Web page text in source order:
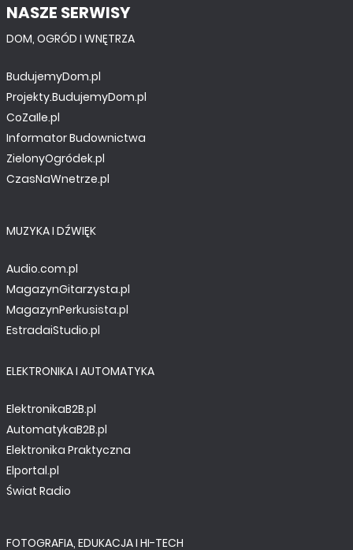
NASZE SERWISY
DOM, OGRÓD I WNĘTRZA
BudujemyDom.pl
Projekty.BudujemyDom.pl
CoZaIle.pl
Informator Budownictwa
ZielonyOgródek.pl
CzasNaWnetrze.pl
MUZYKA I DŹWIĘK
Audio.com.pl
MagazynGitarzysta.pl
MagazynPerkusista.pl
EstradaiStudio.pl
ELEKTRONIKA I AUTOMATYKA
ElektronikaB2B.pl
AutomatykaB2B.pl
Elektronika Praktyczna
Elportal.pl
Świat Radio
FOTOGRAFIA, EDUKACJA I HI-TECH